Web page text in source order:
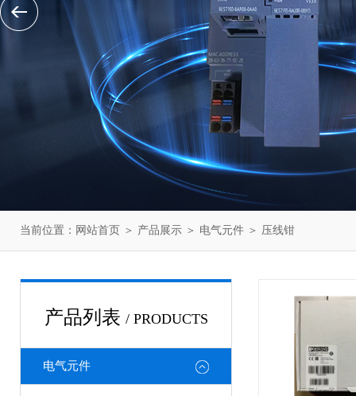
当前位置： 网站首页 ＞ 产品展示 ＞ 电气元件 ＞ 压线钳
产品列表 / PRODUCTS
电气元件